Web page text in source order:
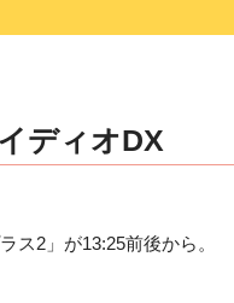
ディオDX
ス2」が13:25前後から。